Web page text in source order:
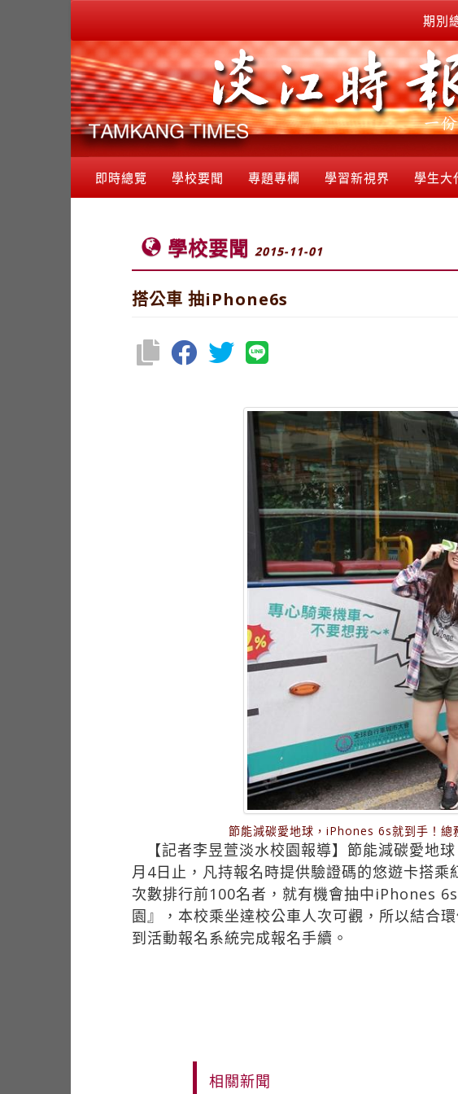
期別
即時總覽 學校要聞 專題專欄 學習新視界 學生大
學校要聞 2015-11-01
搭公車 抽iPhone6s
節能減碳愛地球，iPhones 6s就到手！總
【記者李昱萱淡水校園報導】節能減碳愛
月4日止，凡持報名時提供驗證碼的悠遊卡搭
次數排行前100名者，就有機會抽中iPhones
園』，本校乘坐達校公車人次可觀，所以結合
到活動報名系統完成報名手續。
相關新聞